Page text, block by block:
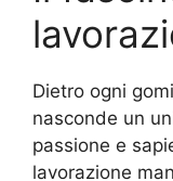
Dietro ogni
nasconde un
passione e
lavorazione